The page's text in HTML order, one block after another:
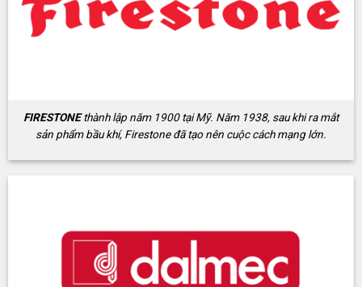
FIRESTONEthành lập năm 1900 tại Mỹ. Năm 1938, sau khi ra mắt
sản phẩm bầu khí, Firestone đã tạo nên cuộc cách mạng lớn.